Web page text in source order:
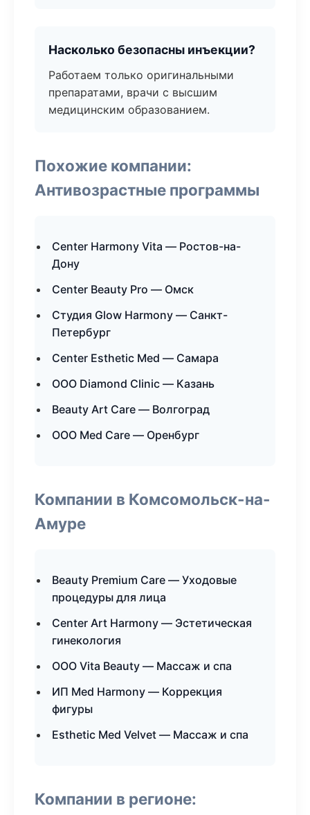
Насколько безопасны инъекции?
Работаем только оригинальными
препаратами, врачи с высшим
медицинским образованием.
Похожие компании:
Антивозрастные программы
Center Harmony Vita — Ростов-на-
Дону
Center Beauty Pro — Омск
Студия Glow Harmony — Санкт-
Петербург
Center Esthetic Med — Самара
ООО Diamond Clinic — Казань
Beauty Art Care — Волгоград
ООО Med Care — Оренбург
Компании в Комсомольск-на-
Амуре
Beauty Premium Care — Уходовые
процедуры для лица
Center Art Harmony — Эстетическая
гинекология
ООО Vita Beauty — Массаж и спа
ИП Med Harmony — Коррекция
фигуры
Esthetic Med Velvet — Массаж и спа
Компании в регионе: